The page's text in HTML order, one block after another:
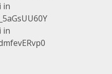
in
in